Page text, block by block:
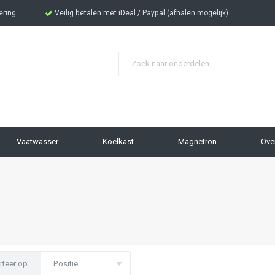
Veilig betalen met iDeal / Paypal (afhalen mogelijk)
Vaatwasser Koelkast Magnetron
op